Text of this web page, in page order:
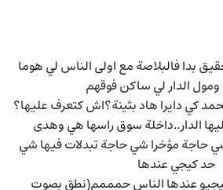
بدا فالبلاصة مع اولى الناس لي هوما
الدار لي ساكن فوقهم
كي دايرا هاد بثينة؟اش كتعرف عليها؟
الدار..داخلة سوق راسها هي وهدى
حاجة مؤخرا شي حاجة تبدلات فيها شي
حد كيجي عندها
عندها الناس حمممم(نطق بصوت